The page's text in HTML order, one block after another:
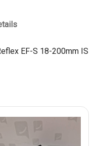
EF-S 18-200mm IS